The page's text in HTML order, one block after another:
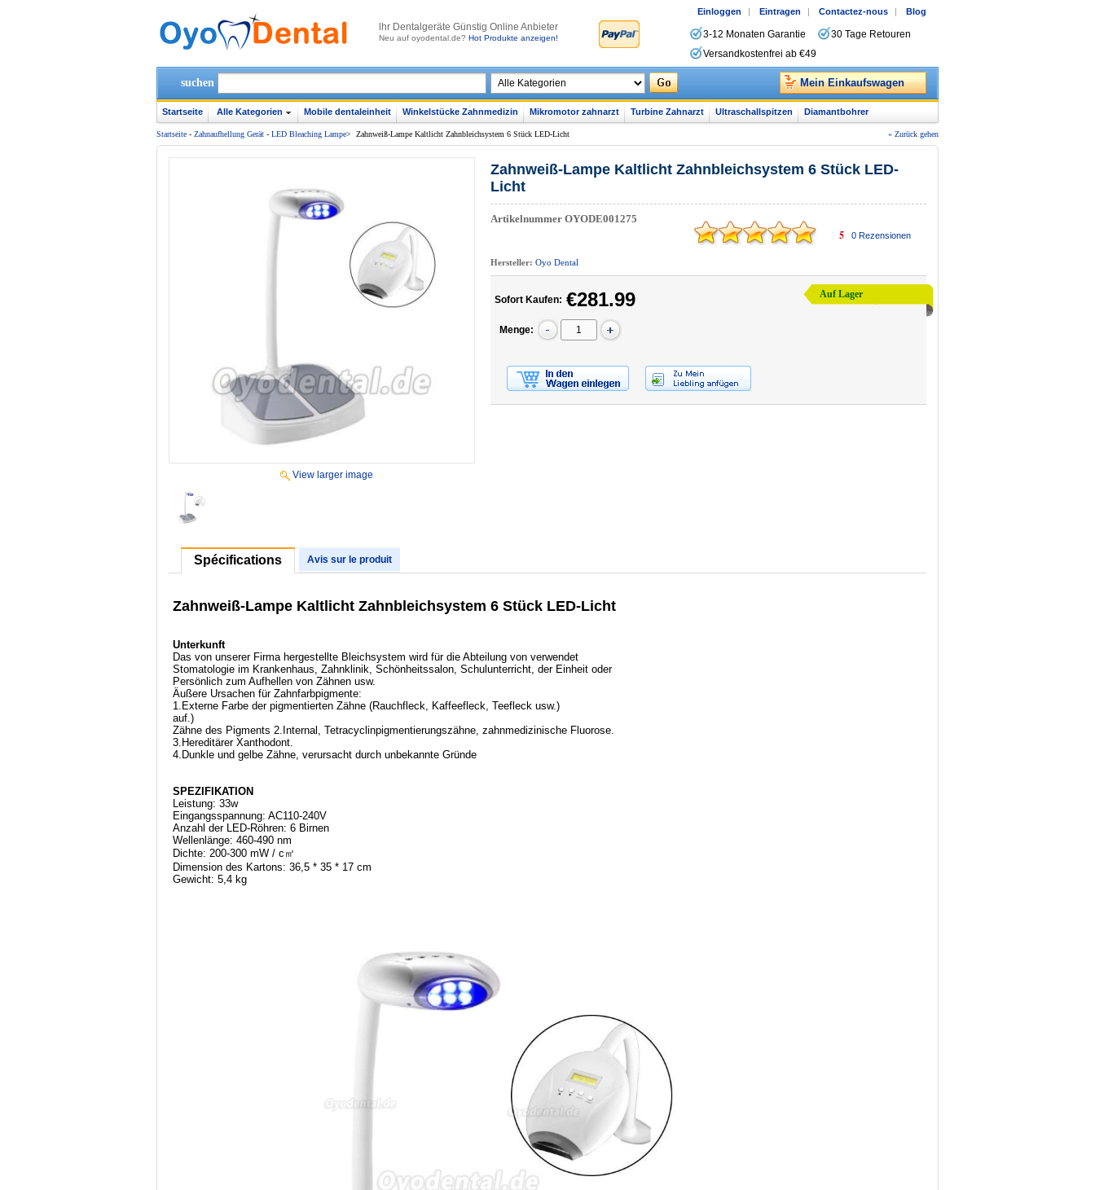
lhr Dentalgeräte Günstig Online Anbieter
Neu auf oyodental.de? Hot Produkte anzeigen!
Einloggen | Eintragen | Contactez-nous | Blog
3-12 Monaten Garantie
30 Tage Retouren
Versandkostenfrei ab €49
suchen Mein Einkaufswagen
Startseite Alle Kategorien Mobile dentaleinheit Winkelstücke Zahnmedizin Mikromotor zahnarzt Turbine Zahnarzt Ultraschallspitzen Diamantbohrer
Startseite - Zahnaufhellung Gerät - LED Bleaching Lampe> Zahnweiß-Lampe Kaltlicht Zahnbleichsystem 6 Stück LED-Licht « Zurück gehen
View larger image
Zahnweiß-Lampe Kaltlicht Zahnbleichsystem 6 Stück LED-
Licht
Artikelnummer OYODE001275
5 0Rezensionen
Hersteller: Oyo Dental
Auf Lager
Sofort Kaufen: €281.99
Menge:
Spécifications Avis sur le produit
Zahnweiß-Lampe Kaltlicht Zahnbleichsystem 6 Stück LED-Licht
Unterkunft
Das von unserer Firma hergestellte Bleichsystem wird für die Abteilung von verwendet
Stomatologie im Krankenhaus, Zahnklinik, Schönheitssalon, Schulunterricht, der Einheit oder
Persönlich zum Aufhellen von Zähnen usw.
Äußere Ursachen für Zahnfarbpigmente:
1.Externe Farbe der pigmentierten Zähne (Rauchfleck, Kaffeefleck, Teefleck usw.)
auf.)
Zähne des Pigments 2.Internal, Tetracyclinpigmentierungszähne, zahnmedizinische Fluorose.
3.Hereditärer Xanthodont.
4.Dunkle und gelbe Zähne, verursacht durch unbekannte Gründe
SPEZIFIKATION
Leistung: 33w
Eingangsspannung: AC110-240V
Anzahl der LED-Röhren: 6 Birnen
Wellenlänge: 460-490 nm
Dichte: 200-300 mW / c㎡
Dimension des Kartons: 36,5 * 35 * 17 cm
Gewicht: 5,4 kg